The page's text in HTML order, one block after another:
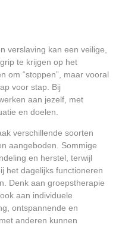
verslaving kan een veilige,
te krijgen op het
om “stoppen”, maar vooral
voor stap. Bij
aan jezelf, met
en doelen.
verschillende soorten
aangeboden. Sommige
en herstel, terwijl
het dagelijks functioneren
Denk aan groepstherapie
aan individuele
ontspannende en
anderen kunnen